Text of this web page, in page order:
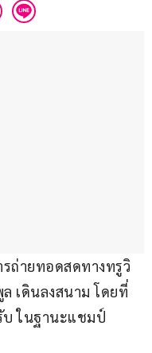
ถ่ายทอดสดทางทรูวิ
เดินลงสนาม โดยที่
บ ในฐานะแชมป์